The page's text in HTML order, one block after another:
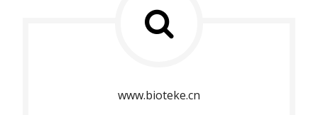
www.bioteke.cn